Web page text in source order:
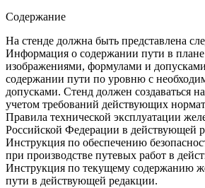
Содержание
На стенде должна быть представлена
Информация о содержании пути в
изображениями, формулами и
содержании пути по уровню с
допусками. Стенд должен создаваться
учетом требований действующих
Правила технической эксплуатации
Российской Федерации в действующей
Инструкция по обеспечению
при производстве путевых работ в
Инструкция по текущему содержанию
пути в действующей редакции.